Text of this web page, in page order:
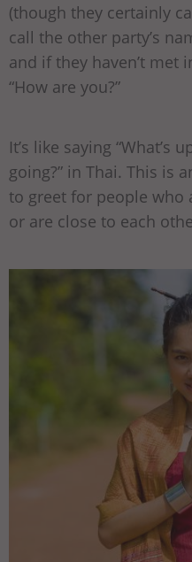
(though they certainly
call the other party’s
and if they haven’t met
“How are you?”
It’s like saying “What’s
going?” in Thai. This is
to greet for people who
or are close to each